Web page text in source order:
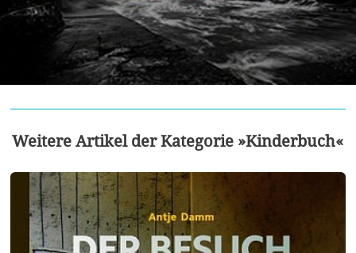
Weitere Artikel der Kategorie »Kinderbuch«